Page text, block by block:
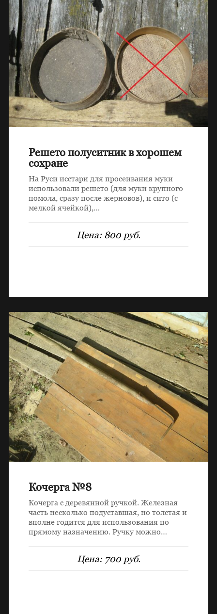
Решето полуситник в хорошем
сохране
На Руси исстари для просеивания муки
использовали решето (для муки крупного
помола, сразу после жерновов), и сито (с
мелкой ячейкой),…
Цена: 800 руб.
Кочерга №8
Кочерга с деревянной ручкой. Железная
часть несколько подуставшая, но толстая и
вполне годится для использования по
прямому назначению. Ручку можно…
Цена: 700 руб.